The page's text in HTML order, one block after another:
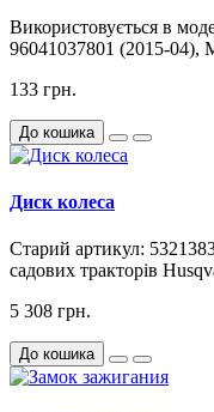
Використовується в
96041037801 (2015-04),
133 грн.
До кошика
Диск колеса
Старий артикул:
садових тракторів
5 308 грн.
До кошика